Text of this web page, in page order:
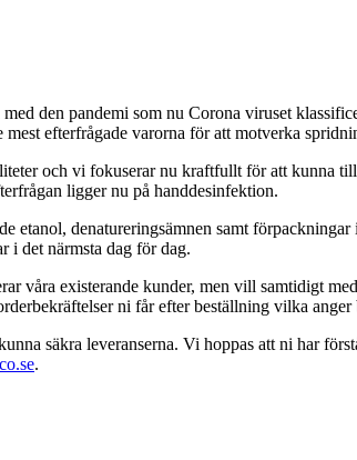
den pandemi som nu Corona viruset
efterfrågade varorna för att motverka
och vi fokuserar nu kraftfullt för att kunna
ligger nu på handdesinfektion.
etanol, denatureringsämnen samt
i det närmsta dag för dag.
våra existerande kunder, men vill samtidigt
ni får efter beställning vilka anger
säkra leveranserna. Vi hoppas att ni har
.